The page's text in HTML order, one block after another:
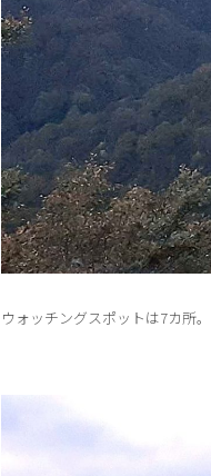
ウォッチングスポットは7カ所